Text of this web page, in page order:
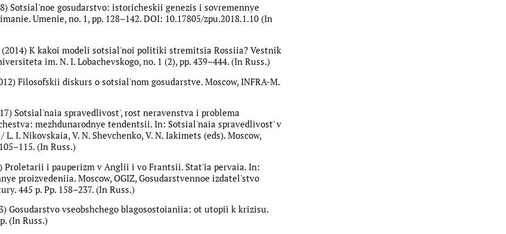
Sotsial'noe gosudarstvo: istoricheskii genezis i sovremennye
Umenie, no. 1, pp. 128–142. DOI: 10.17805/zpu.2018.1.10 (In
(2014) K kakoi modeli sotsial'noi politiki stremitsia Rossiia? Vestnik
im. N. I. Lobachevskogo, no. 1 (2), pp. 439–444. (In Russ.)
Filosofskii diskurs o sotsial'nom gosudarstve. Moscow, INFRA-M.
Sotsial'naia spravedlivost', rost neravenstva i problema
mezhdunarodnye tendentsii. In: Sotsial'naia spravedlivost' v
I. Nikovskaia, V. N. Shevchenko, V. N. Iakimets (eds). Moscow,
(In Russ.)
Proletarii i pauperizm v Anglii i vo Frantsii. Stat'ia pervaia. In:
proizvedeniia. Moscow, OGIZ, Gosudarstvennoe izdatel'stvo
445 p. Pp. 158–237. (In Russ.)
Gosudarstvo vseobshchego blagosostoianiia: ot utopii k krizisu.
(In Russ.)